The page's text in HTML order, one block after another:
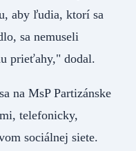
aby ľudia, ktorí sa
sa nemuseli
prieťahy," dodal.
na MsP Partizánske
telefonicky,
sociálnej siete.